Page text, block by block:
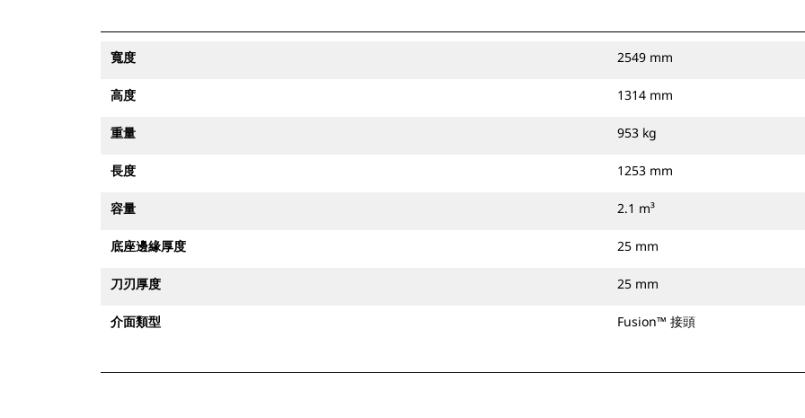
寬度 2549 mm
高度 1314 mm
重量 953 kg
長度 1253 mm
容量 2.1 m³
底座邊緣厚度 25 mm
刀刃厚度 25 mm
介面類型 Fusion™ 接頭